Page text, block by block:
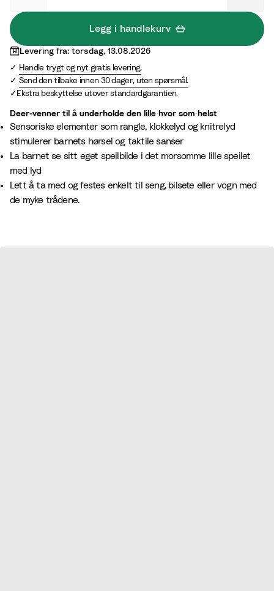
m
S
a
n
d
a
Legg i handlekurv
Levering fra: torsdag, 13.08.2026
Handle trygt og nyt gratis levering.
Send den tilbake innen 30 dager, uten spørsmål.
Ekstra beskyttelse utover standardgarantien.
Deer-venner til å underholde den lille hvor som helst
Sensoriske elementer som rangle, klokkelyd og knitrelyd
stimulerer barnets hørsel og taktile sanser
La barnet se sitt eget speilbilde i det morsomme lille speilet
med lyd
Lett å ta med og festes enkelt til seng, bilsete eller vogn med
de myke trådene.